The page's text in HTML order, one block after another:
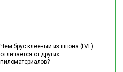
Чем брус клеёный из шпона (LVL)
отличается от других
пиломатериалов?